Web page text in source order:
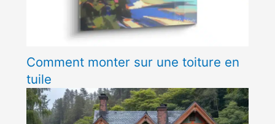
Comment monter sur une toiture en
tuile